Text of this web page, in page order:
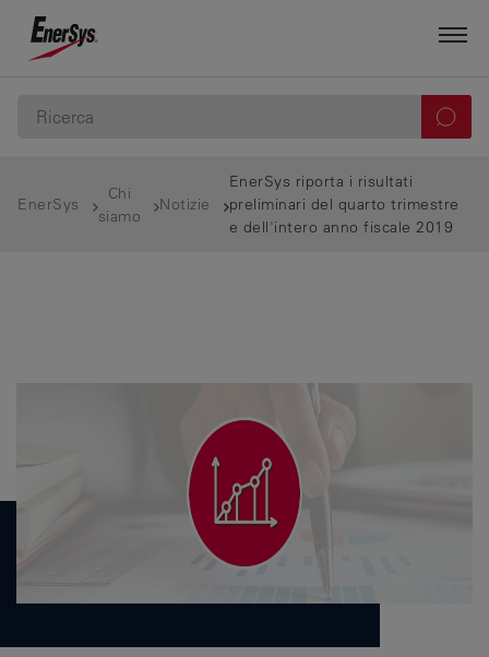
EnerSys
Chi
siamo
Notizie
EnerSys riporta i risultati
preliminari del quarto trimestre
e dell'intero anno fiscale 2019